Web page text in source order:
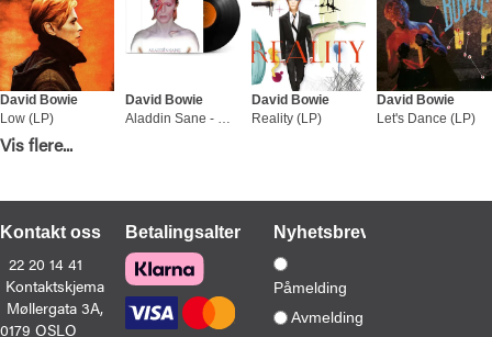
Kjøp
David Bowie
Low (LP)
399,-
David Bowie
David Bowie
Reality (LP)
David Bowie
Let's Dance (LP)
David Bowie
David Bowie
Ziggy Stardust: The Motion Picture (2LP)
David Bowie
The Shel Talmy Recordings (LP)
Vis flere...
Kontakt oss
22 20 14 41
Kontaktskjema
Møllergata 3A,
0179 OSLO
BetalingsalternativerNyhetsbrev
Påmelding
Avmelding